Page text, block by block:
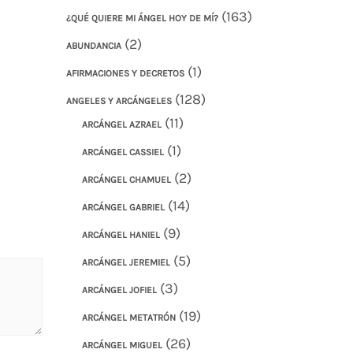
¿QUÉ QUIERE MI ÁNGEL HOY DE MÍ?(163)
ABUNDANCIA(2)
AFIRMACIONES Y DECRETOS(1)
ANGELES Y ARCÁNGELES(128)
ARCÁNGEL AZRAEL(11)
ARCÁNGEL CASSIEL(1)
ARCÁNGEL CHAMUEL(2)
ARCÁNGEL GABRIEL(14)
ARCÁNGEL HANIEL(9)
ARCÁNGEL JEREMIEL(5)
ARCÁNGEL JOFIEL(3)
ARCÁNGEL METATRÓN(19)
ARCÁNGEL MIGUEL(26)